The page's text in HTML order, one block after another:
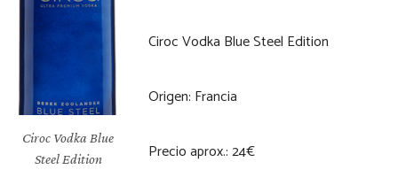
Ciroc Vodka Blue
Steel Edition
Ciroc Vodka Blue Steel Edition
Origen: Francia
Precio aprox.: 24€